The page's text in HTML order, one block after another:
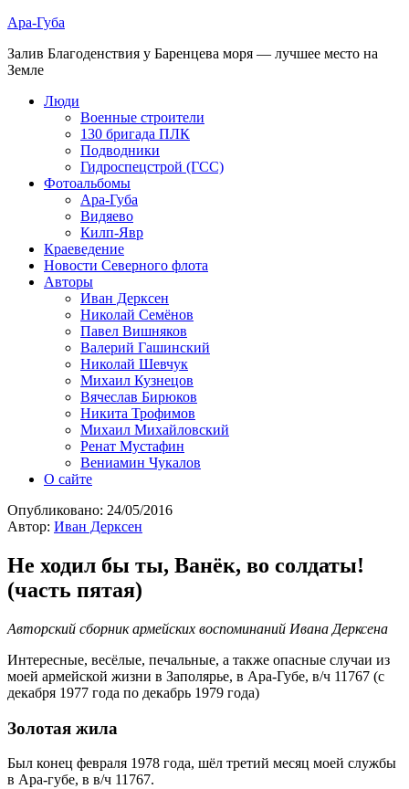
Ара-Губа
Залив Благоденствия у Баренцева моря — лучшее место на
Земле
Люди
Военные строители
130 бригада ПЛК
Подводники
Гидроспецстрой (ГСС)
Фотоальбомы
Ара-Губа
Видяево
Килп-Явр
Краеведение
Новости Северного флота
Авторы
Иван Дерксен
Николай Семёнов
Павел Вишняков
Валерий Гашинский
Николай Шевчук
Михаил Кузнецов
Вячеслав Бирюков
Никита Трофимов
Михаил Михайловский
Ренат Мустафин
Вениамин Чукалов
О сайте
Опубликовано: 24/05/2016
Автор: Иван Дерксен
Не ходил бы ты, Ванёк, во солдаты!
(часть пятая)
Авторский сборник армейских воспоминаний Ивана Дерксена
Интересные, весёлые, печальные, а также опасные случаи из
моей армейской жизни в Заполярье, в Ара-Губе, в/ч 11767 (с
декабря 1977 года по декабрь 1979 года)
Золотая жила
Был конец февраля 1978 года, шёл третий месяц моей службы
в Ара-губе, в в/ч 11767.